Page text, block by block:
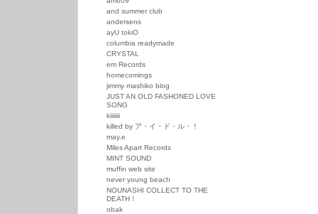
and summer club
andersens
ayU tokiO
columbia readymade
CRYSTAL
em Records
homecomings
jimmy mashiko blog
JUST AN OLD FASHONED LOVE
SONG
kiiiiiii
killed by ア・イ・ド・ル・！
may.e
Miles Apart Records
MINT SOUND
muffin web site
never young beach
NOUNASHI COLLECT TO THE
DEATH！
obak